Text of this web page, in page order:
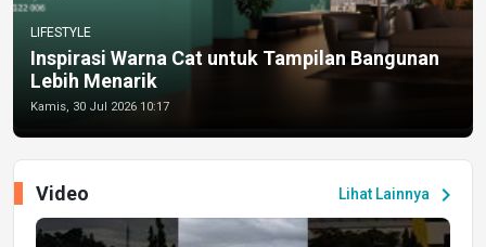
LIFESTYLE
Inspirasi Warna Cat untuk Tampilan Bangunan
Lebih Menarik
Kamis, 30 Jul 2026 10:17
Lihat Lainnya chevron_right
Video